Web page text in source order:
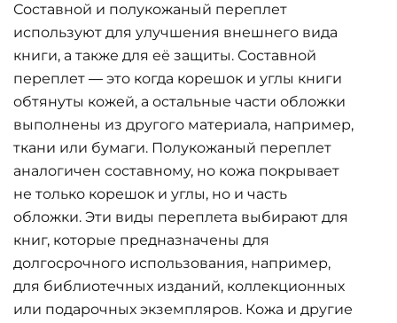
Составной и полукожаный переплет
используют для улучшения внешнего вида
книги, а также для её защиты. Составной
переплет — это когда корешок и углы книги
обтянуты кожей, а остальные части обложки
выполнены из другого материала, например,
ткани или бумаги. Полукожаный переплет
аналогичен составному, но кожа покрывает
не только корешок и углы, но и часть
обложки. Эти виды переплета выбирают для
книг, которые предназначены для
долгосрочного использования, например,
для библиотечных изданий, коллекционных
или подарочных экземпляров. Кожа и другие